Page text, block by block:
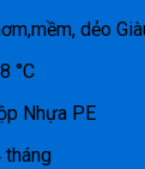
dẻo Giàu
°C
Nhựa PE